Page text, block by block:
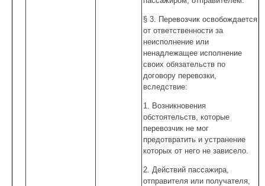
§ 3. Перевозчик освобождается
от ответственности за
неисполнение или
ненадлежащее исполнение
своих обязательств по
договору перевозки,
вследствие:
1. Возникновения
обстоятельств, которые
перевозчик не мог
предотвратить и устранение
которых от него не зависело.
2. Действий пассажира,
отправителя или получателя,